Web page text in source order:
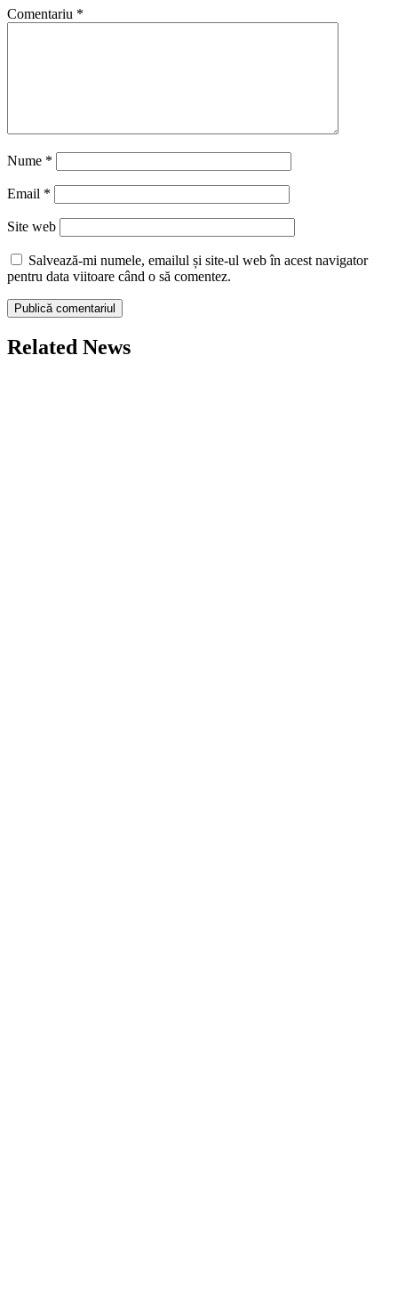
Comentariu *
Nume *
Email *
Site web
Salvează-mi numele, emailul și site-ul web în acest navigator
pentru data viitoare când o să comentez.
Related News